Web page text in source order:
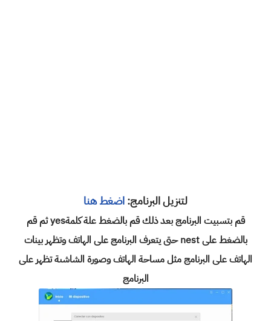
لتنزيل البرنامج:اضغط هنا
قم بتسبيت البرنامج بعد ذلك قم بالضغط علة كلمةyes ثم قم
بالضغط على nest حتى يتعرف البرنامج على الهاتف وتظهر بينات
الهاتف على البرنامج مثل مساحة الهاتف وصورة الشاشىة تظهر على
البرنامج